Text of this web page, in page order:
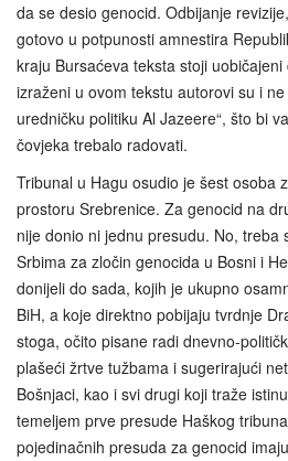
da se desio genocid. Odbijanje
gotovo u potpunosti amnestira
kraju Bursaćeva teksta stoji uobičajeni
izraženi u ovom tekstu autorovi su i
uredničku politiku Al Jazeere“, što bi
čovjeka trebalo radovati.
Tribunal u Hagu osudio je šest osoba
prostoru Srebrenice. Za genocid na
nije donio ni jednu presudu. No, treba
Srbima za zločin genocida u Bosni i
donijeli do sada, kojih je ukupno
BiH, a koje direktno pobijaju tvrdnje
stoga, očito pisane radi dnevno-
plašeći žrtve tužbama i sugerirajući
Bošnjaci, kao i svi drugi koji traže
temeljem prve presude Haškog
pojedinačnih presuda za genocid